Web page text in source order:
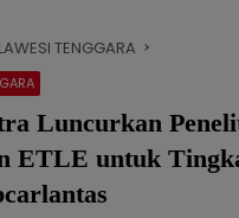
TENGGARA
Luncurkan
ETLE untuk